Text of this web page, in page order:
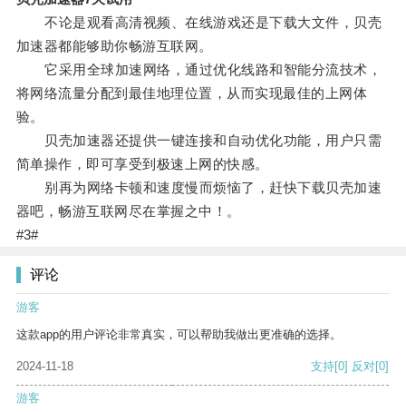
不论是观看高清视频、在线游戏还是下载大文件，贝壳
加速器都能够助你畅游互联网。
它采用全球加速网络，通过优化线路和智能分流技术，
将网络流量分配到最佳地理位置，从而实现最佳的上网体
验。
贝壳加速器还提供一键连接和自动优化功能，用户只需
简单操作，即可享受到极速上网的快感。
别再为网络卡顿和速度慢而烦恼了，赶快下载贝壳加速
器吧，畅游互联网尽在掌握之中！。
#3#
评论
游客
这款app的用户评论非常真实，可以帮助我做出更准确的选择。
2024-11-18 支持[0] 反对[0]
游客